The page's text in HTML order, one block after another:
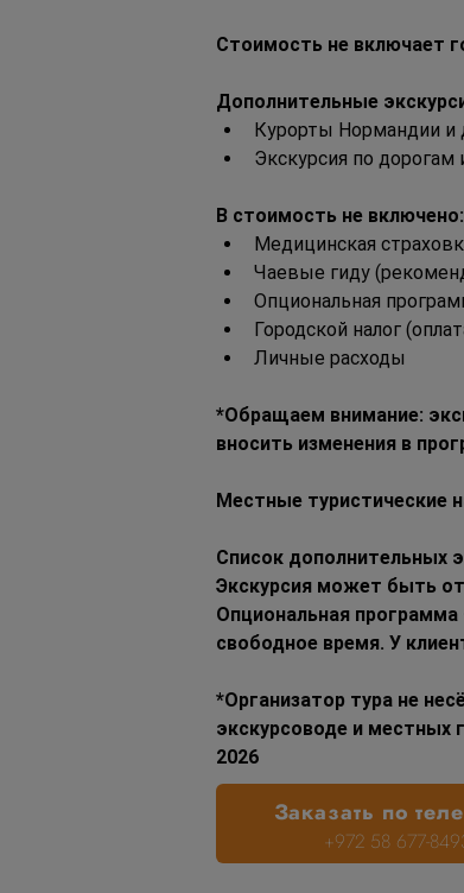
Стоимость не включает
Дополнительные
Курорты Нормандии и
Экскурсия по
В стоимость не включено:
Медицинская
Чаевые гиду
Опциональная
Городской налог
Личные расходы
*Обращаем внимание:
вносить изменения в
Местные туристические
Список дополнительных
Экскурсия может быть
Опциональная программа
свободное время. У
*Организатор тура не
экскурсоводе и местных
2026
Заказать по
+972 58 677-